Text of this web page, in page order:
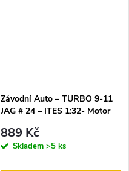
Závodní Auto – TURBO 9-11
JAG # 24 – ITES 1:32- Motor
Racing Car)
889 Kč
Skladem >5 ks